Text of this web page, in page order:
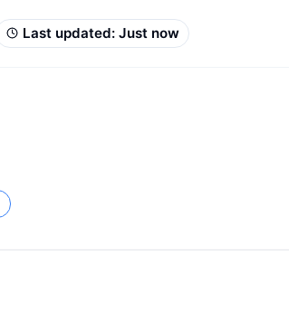
Last updated: Just now